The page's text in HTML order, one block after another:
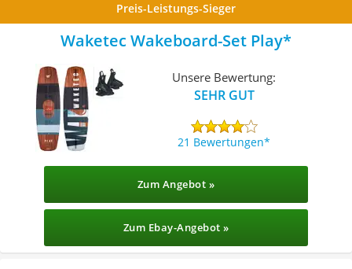
Preis-Leistungs-Sieger
Waketec Wakeboard-Set Play
Unsere Bewertung:
SEHR GUT
21 Bewertungen
Zum Angebot »
Zum Ebay-Angebot »